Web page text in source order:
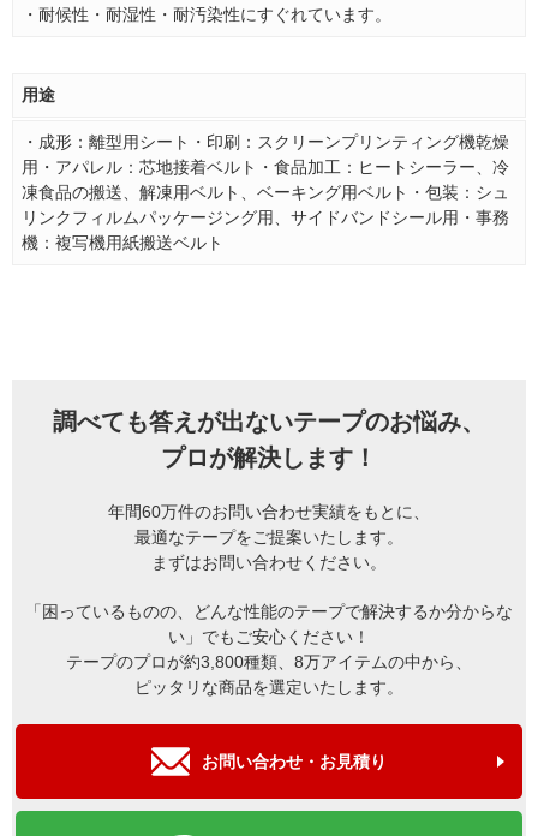
・耐候性・耐湿性・耐汚染性にすぐれています。
用途
・成形：離型用シート・印刷：スクリーンプリンティング機乾燥
用・アパレル：芯地接着ベルト・食品加工：ヒートシーラー、冷
凍食品の搬送、解凍用ベルト、ベーキング用ベルト・包装：シュ
リンクフィルムパッケージング用、サイドバンドシール用・事務
機：複写機用紙搬送ベルト
調べても答えが出ないテープのお悩み、
プロが解決します！
年間60万件のお問い合わせ実績をもとに、
最適なテープをご提案いたします。
まずはお問い合わせください。
「困っているものの、どんな性能のテープで解決するか分からな
い」でもご安心ください！
テープのプロが約3,800種類、8万アイテムの中から、
ピッタリな商品を選定いたします。
お問い合わせ・お見積り